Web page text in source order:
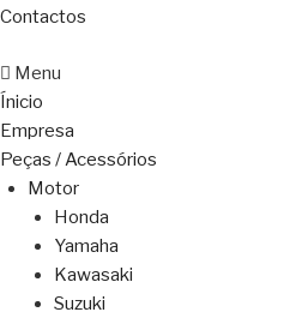
Contactos
Menu
Ínicio
Empresa
Peças / Acessórios
Motor
Honda
Yamaha
Kawasaki
Suzuki